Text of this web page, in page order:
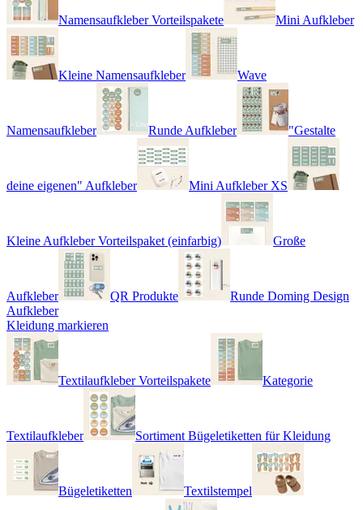
Namensaufkleber Vorteilspakete Mini Aufkleber
Kleine Namensaufkleber Wave
Namensaufkleber Runde Aufkleber "Gestalte
deine eigenen" Aufkleber Mini Aufkleber XS
Kleine Aufkleber Vorteilspaket (einfarbig) Große
Aufkleber QR Produkte
Runde Doming Design
Aufkleber
Kleidung markieren
Textilaufkleber Vorteilspakete Kategorie
Textilaufkleber Sortiment Bügeletiketten für Kleidung
Bügeletiketten Textilstempel